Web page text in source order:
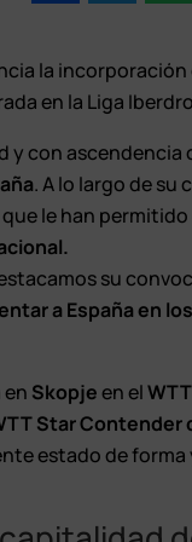
la
en la Liga
y con ascendencia
. A lo largo de
le han
su
a España en
en Skopjeen el
Star Contender
estado de